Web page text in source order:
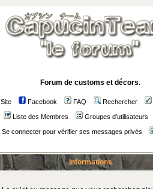
Forum de customs et décors.
Site Facebook FAQ Rechercher
Liste des Membres Groupes d'utilisateurs
Se connecter pour vérifier ses messages privés
Informations